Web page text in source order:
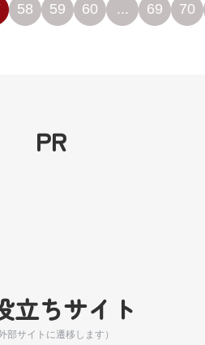
58 59 60 ... 69 70
PR
立ちサイト
外部サイトに遷移します）